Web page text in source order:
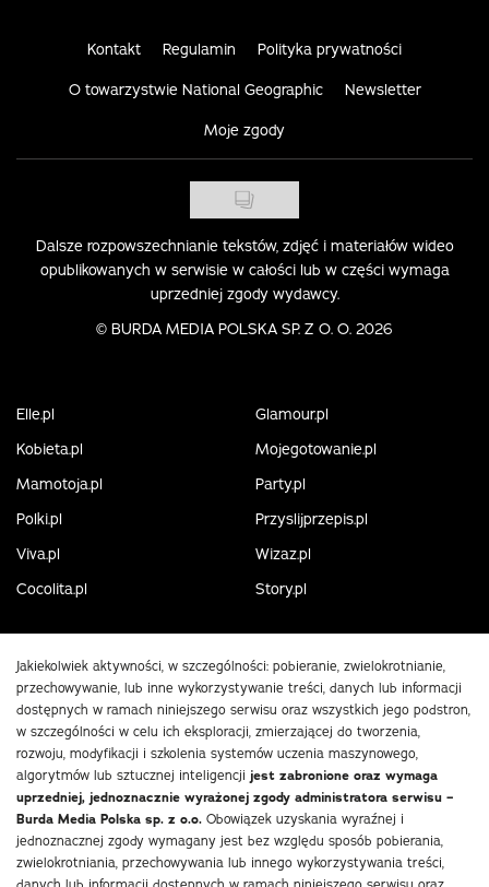
Kontakt Regulamin Polityka prywatności
O towarzystwie National Geographic Newsletter
Moje zgody
Dalsze rozpowszechnianie tekstów, zdjęć i materiałów wideo
opublikowanych w serwisie w całości lub w części wymaga
uprzedniej zgody wydawcy.
© BURDA MEDIA POLSKA SP. Z O. O. 2026
Elle.pl
Glamour.pl
Kobieta.pl
Mojegotowanie.pl
Mamotoja.pl
Party.pl
Polki.pl
Przyslijprzepis.pl
Viva.pl
Wizaz.pl
Cocolita.pl
Story.pl
Jakiekolwiek aktywności, w szczególności: pobieranie, zwielokrotnianie,
przechowywanie, lub inne wykorzystywanie treści, danych lub informacji
dostępnych w ramach niniejszego serwisu oraz wszystkich jego podstron,
w szczególności w celu ich eksploracji, zmierzającej do tworzenia,
rozwoju, modyfikacji i szkolenia systemów uczenia maszynowego,
algorytmów lub sztucznej inteligencji jest zabronione oraz wymaga
uprzedniej, jednoznacznie wyrażonej zgody administratora serwisu –
Burda Media Polska sp. z o.o. Obowiązek uzyskania wyraźnej i
jednoznacznej zgody wymagany jest bez względu sposób pobierania,
zwielokrotniania, przechowywania lub innego wykorzystywania treści,